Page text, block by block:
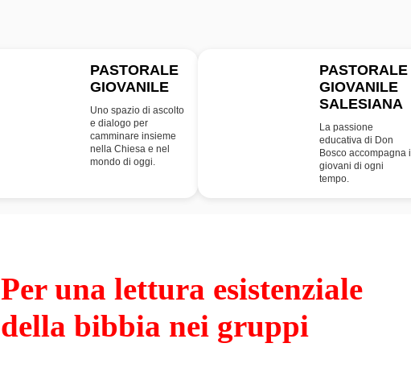
PASTORALE
GIOVANILE
Uno spazio di ascolto
e dialogo per
camminare insieme
nella Chiesa e nel
mondo di oggi.
PASTORALE
GIOVANILE
SALESIANA
La passione
educativa di Don
Bosco accompagna i
giovani di ogni
tempo.
Per una lettura esistenziale
della bibbia nei gruppi